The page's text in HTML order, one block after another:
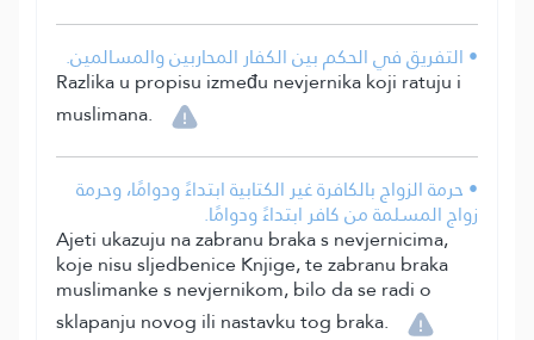
• التفريق في الحكم بين الكفار المحاربين والمسالمين.
Razlika u propisu između nevjernika koji ratuju i
muslimana.
• حرمة الزواج بالكافرة غير الكتابية ابتداءً ودوامًا، وحرمة
زواج المسلمة من كافر ابتداءً ودوامًا.
Ajeti ukazuju na zabranu braka s nevjernicima,
koje nisu sljedbenice Knjige, te zabranu braka
muslimanke s nevjernikom, bilo da se radi o
sklapanju novog ili nastavku tog braka.